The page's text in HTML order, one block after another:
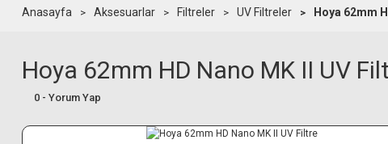
Anasayfa Aksesuarlar Filtreler UV Filtreler Hoya 62mm
Hoya 62mm HD Nano MK II UV
0 - Yorum Yap